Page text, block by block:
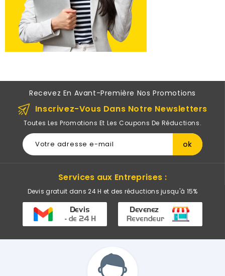
Recevez En Avant-Première Nos Promotions
Inscrivez-Vous Dans Notre Newsletters
Toutes Les Promotions Et Les Coupons De Réductions.
Services aux Entreprises :
Devis gratuit dans 24 H et des réductions jusqu'à 15%